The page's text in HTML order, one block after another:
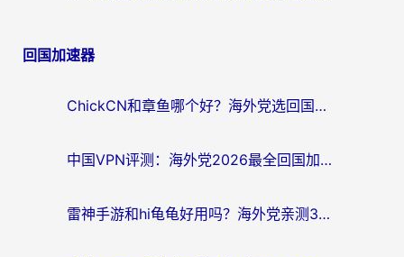
回国加速器
ChickCN和章鱼哪个好？海外党选回国加速器的3个关键维度 + 实用避坑指南
中国VPN评测：海外党2026最全回国加速器选择指南，告别地区限制不踩坑
雷神手游和hi龟龟好用吗？海外党亲测3款回国加速器，教你选对国外到国内加速器